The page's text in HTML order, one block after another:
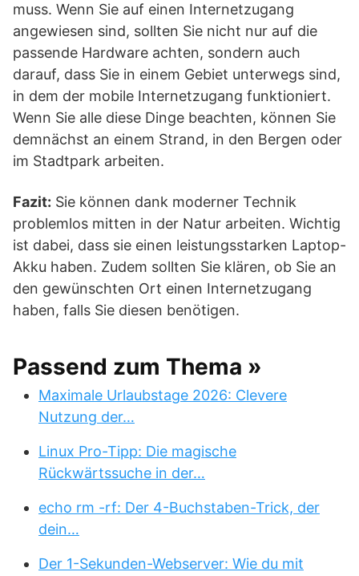
muss. Wenn Sie auf einen Internetzugang
angewiesen sind, sollten Sie nicht nur auf die
passende Hardware achten, sondern auch
darauf, dass Sie in einem Gebiet unterwegs sind,
in dem der mobile Internetzugang funktioniert.
Wenn Sie alle diese Dinge beachten, können Sie
demnächst an einem Strand, in den Bergen oder
im Stadtpark arbeiten.
Fazit: Sie können dank moderner Technik
problemlos mitten in der Natur arbeiten. Wichtig
ist dabei, dass sie einen leistungsstarken Laptop-
Akku haben. Zudem sollten Sie klären, ob Sie an
den gewünschten Ort einen Internetzugang
haben, falls Sie diesen benötigen.
Passend zum Thema »
Maximale Urlaubstage 2026: Clevere
Nutzung der…
Linux Pro-Tipp: Die magische
Rückwärtssuche in der…
echo rm -rf: Der 4-Buchstaben-Trick, der
dein…
Der 1-Sekunden-Webserver: Wie du mit